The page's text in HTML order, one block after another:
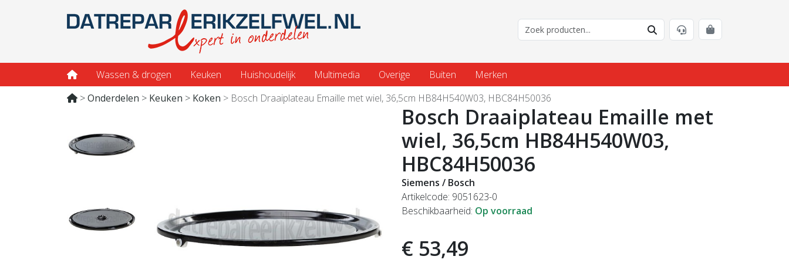
Wassen & drogen Keuken Huishoudelijk Multimedia Overige Buiten
Merken
Onderdelen
Keuken Koken Bosch Draaiplateau Emaille met wiel, 36,5cm HB84H540W03, HBC84H50036
Bosch Draaiplateau Emaille met
wiel, 36,5cm HB84H540W03,
HBC84H50036
Siemens / Bosch
Artikelcode: 9051623-0
Beschikbaarheid: Op voorraad
€ 53,49